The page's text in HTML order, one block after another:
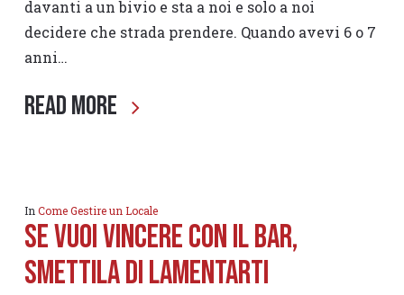
davanti a un bivio e sta a noi e solo a noi
decidere che strada prendere. Quando avevi 6 o 7
anni…
Read More
In Come Gestire un Locale
SE VUOI VINCERE CON IL BAR,
SMETTILA DI LAMENTARTI